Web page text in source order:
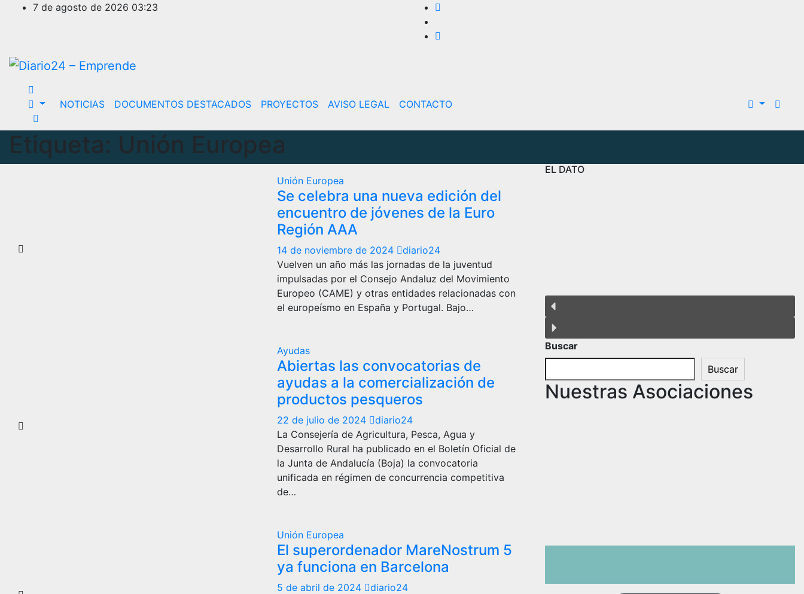
7 de agosto de 2026 03:23
NOTICIAS DOCUMENTOS DESTACADOS PROYECTOS AVISO LEGAL CONTACTO
Etiqueta: Unión Europea
Unión Europea
Se celebra una nueva edición del
encuentro de jóvenes de la Euro
Región AAA
14 de noviembre de 2024
diario24
Vuelven un año más las jornadas de la juventud
impulsadas por el Consejo Andaluz del Movimiento
Europeo (CAME) y otras entidades relacionadas con
el europeísmo en España y Portugal. Bajo…
Ayudas
Abiertas las convocatorias de
ayudas a la comercialización de
productos pesqueros
22 de julio de 2024
diario24
La Consejería de Agricultura, Pesca, Agua y
Desarrollo Rural ha publicado en el Boletín Oficial de
la Junta de Andalucía (Boja) la convocatoria
unificada en régimen de concurrencia competitiva
de…
Unión Europea
El superordenador MareNostrum 5
ya funciona en Barcelona
5 de abril de 2024
diario24
EL DATO
Buscar
Buscar
Nuestras Asociaciones